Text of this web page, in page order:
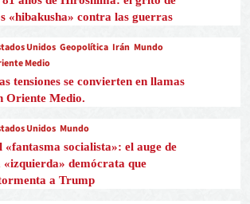
«hibakusha» contra las guerras
Unidos Geopolítica Irán Mundo
Medio
tensiones se convierten en llamas
Oriente Medio.
Unidos Mundo
«fantasma socialista»: el auge de
«izquierda» demócrata que
a Trump